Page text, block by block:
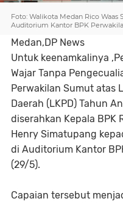
Foto: Walikota Medan Rico Waas
Auditorium Kantor BPK
Medan,DP News
Untuk keenamkalinya
Wajar Tanpa
Perwakilan Sumut atas
Daerah (LKPD) Tahun
diserahkan Kepala BPK
Henry Simatupang
di Auditorium Kantor
(29/5).
Capaian tersebut